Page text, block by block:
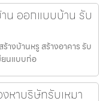
น ออกแบบบ้าน รับ
างบ้านหรู สร้างอาคาร รับ
ยนแบบก่อ
หาบริษัทรับเหมา